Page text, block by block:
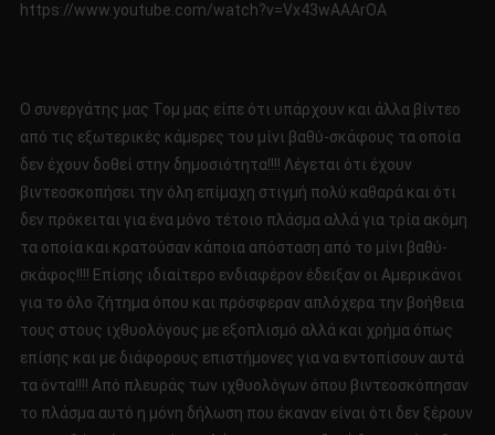
https://www.youtube.com/watch?v=Vx43wAAArOA
Ο συνεργάτης μας Τομ μας είπε ότι υπάρχουν και άλλα βίντεο
από τις εξωτερικές κάμερες του μίνι βαθύ-σκάφους τα οποία
δεν έχουν δοθεί στην δημοσιότητα!!!! Λέγεται ότι έχουν
βιντεοσκοπήσει την όλη επίμαχη στιγμή πολύ καθαρά και ότι
δεν πρόκειται για ένα μόνο τέτοιο πλάσμα αλλά για τρία ακόμη
τα οποία και κρατούσαν κάποια απόσταση από το μίνι βαθύ-
σκάφος!!!! Επίσης ιδιαίτερο ενδιαφέρον έδειξαν οι Αμερικάνοι
για το όλο ζήτημα όπου και πρόσφεραν απλόχερα την βοήθεια
τους στους ιχθυολόγους με εξοπλισμό αλλά και χρήμα όπως
επίσης και με διάφορους επιστήμονες για να εντοπίσουν αυτά
τα όντα!!!! Από πλευράς των ιχθυολόγων όπου βιντεοσκόπησαν
το πλάσμα αυτό η μόνη δήλωση που έκαναν είναι ότι δεν ξέρουν